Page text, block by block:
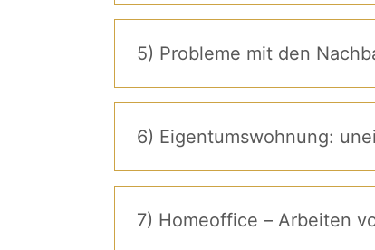
5) Probleme mit den
6) Eigentumswohnung:
7) Homeoffice – Arbeiten